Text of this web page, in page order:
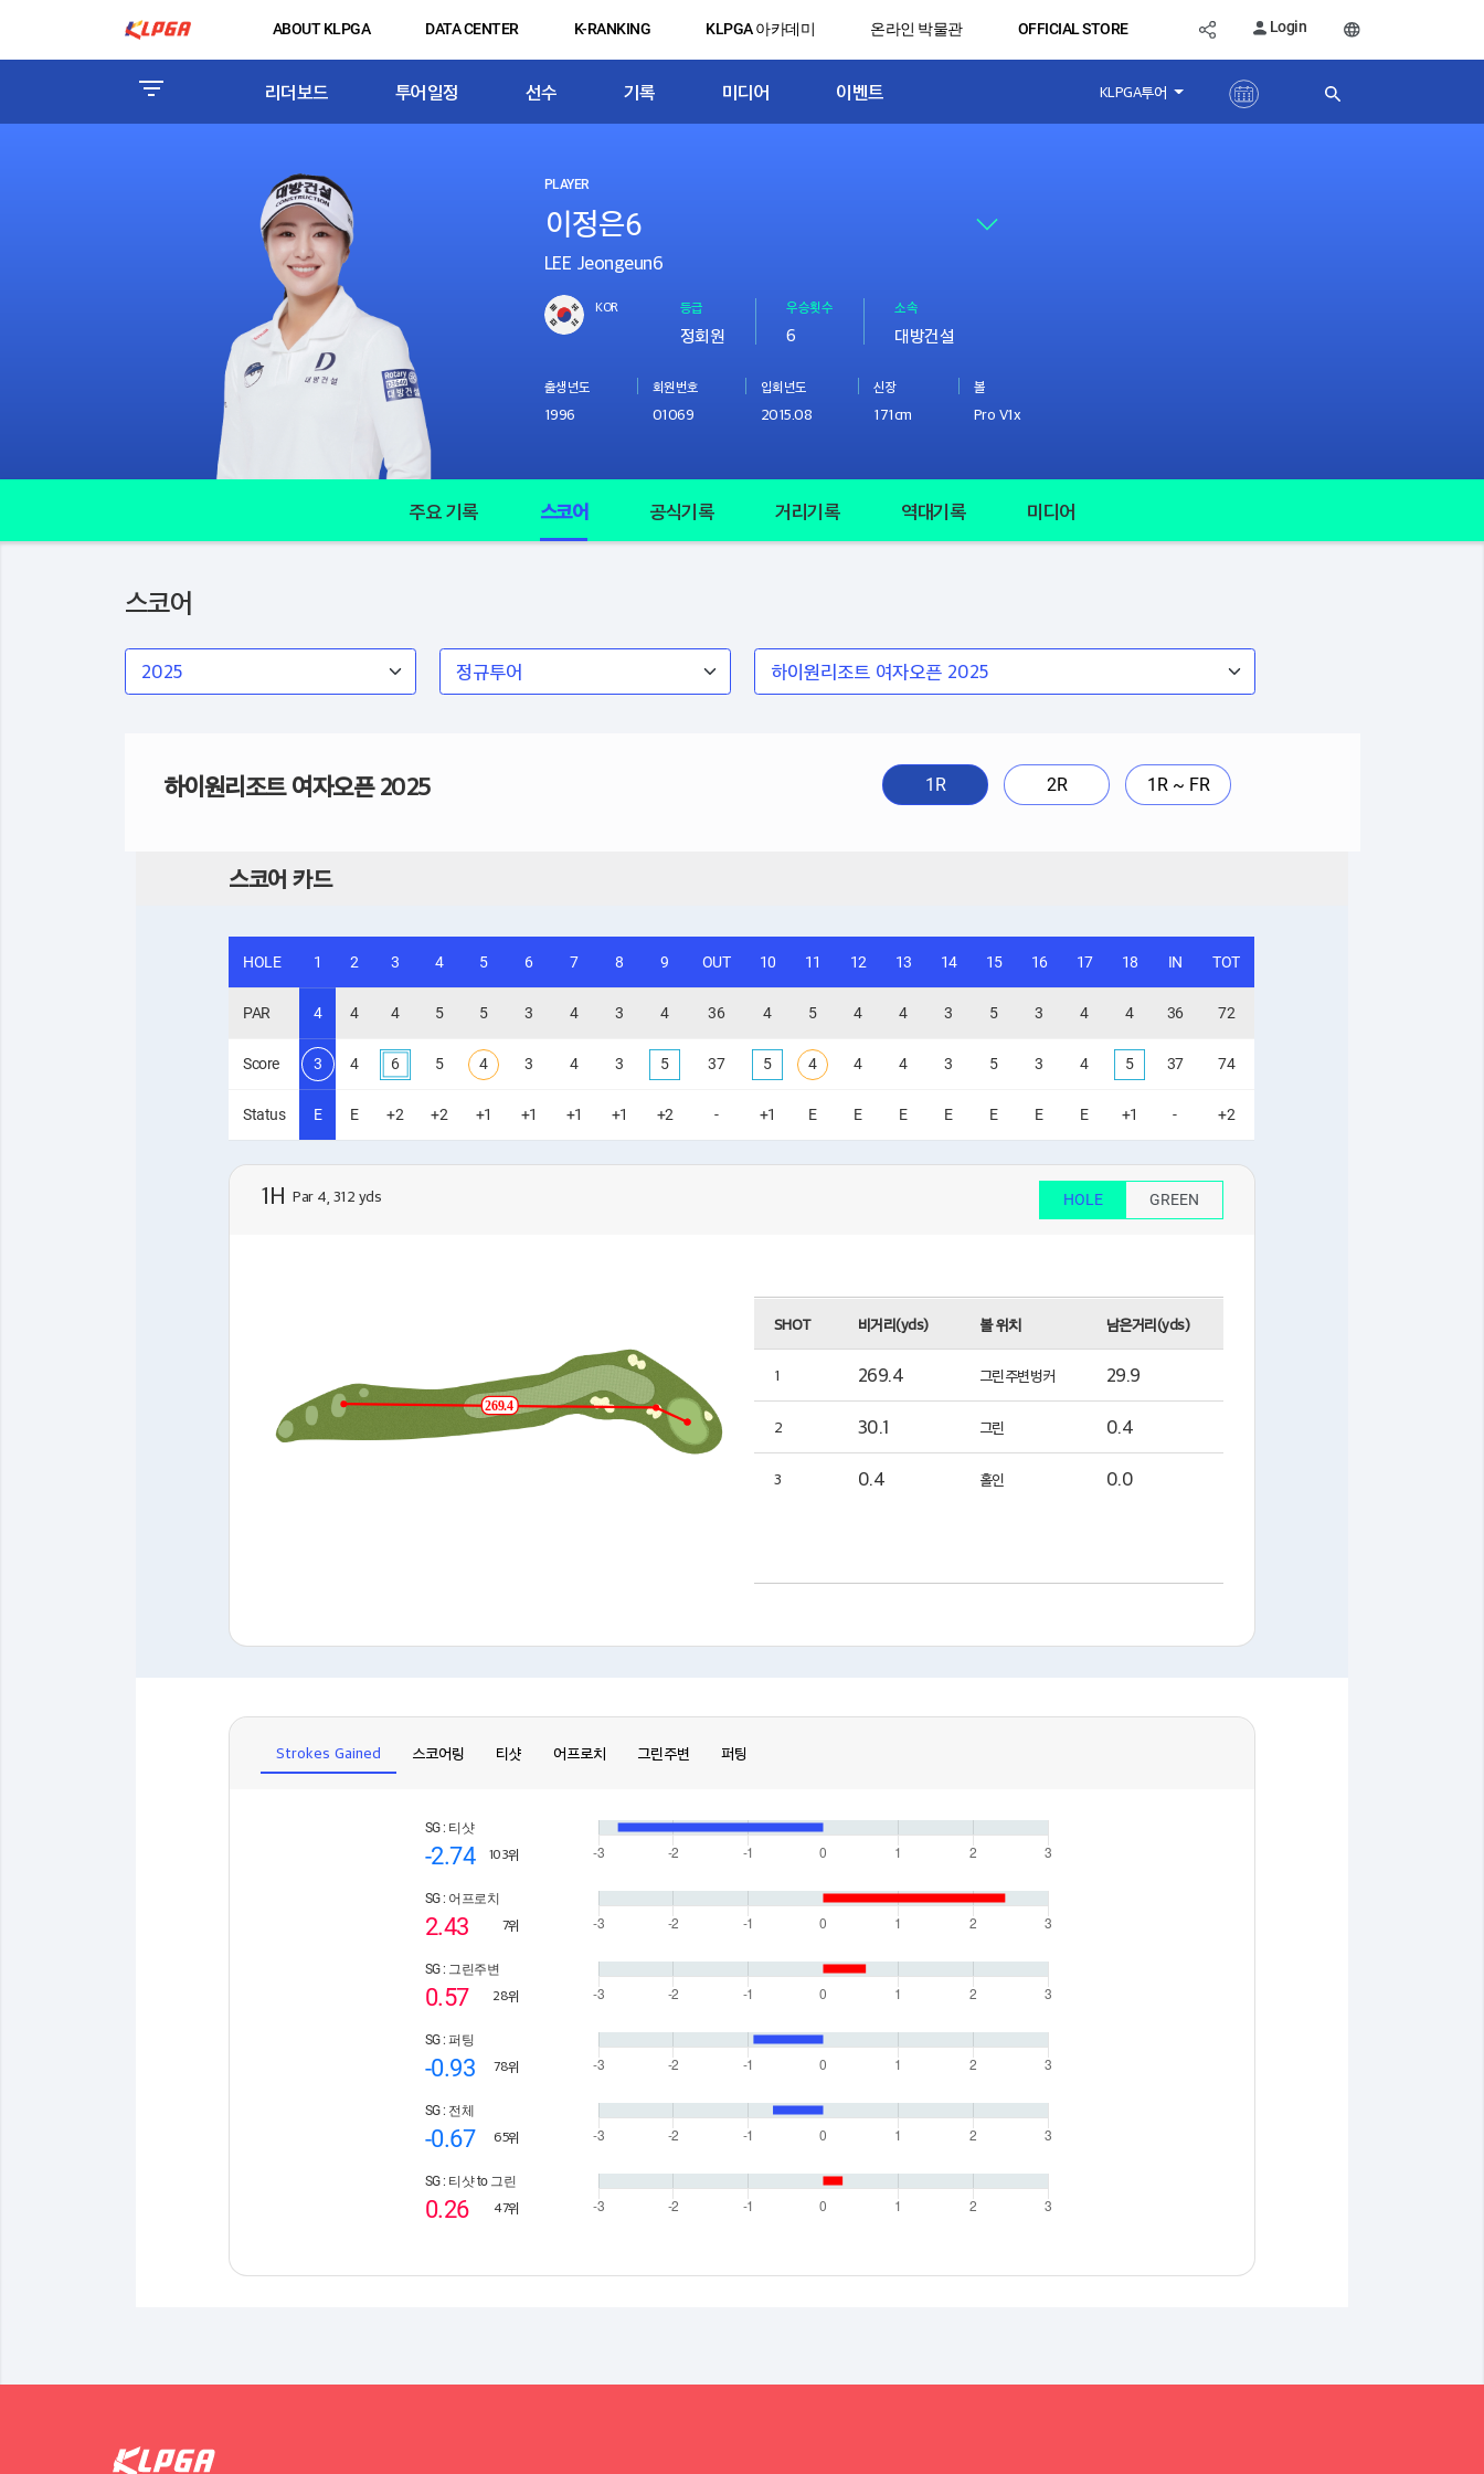
ABOUT KLPGA DATA CENTER K-RANKING KLPGA 아카데미 온라인 박물관 OFFICIAL STORE Login
리더보드 투어일정 선수 기록 미디어 이벤트 KLPGA투어
PLAYER
LEE Jeongeun6
KOR 등급
정회원
우승횟수
6
소속
대방건설
출생년도
1996
회원번호
01069
입회년도
2015.08
신장
171cm
볼
Pro V1x
주요 기록 스코어 공식기록 거리기록 역대기록 미디어
스코어
하이원리조트 여자오픈 2025 1R 2R 1R ~ FR
스코어 카드
HOLE 1 2 3 4 5 6 7 8 9 OUT 10 11 12 13 14 15 16 17 18 IN TOT
PAR 4 4 4 5 5 3 4 3 4 36 4 5 4 4 3 5 3 4 4 36 72
Score 3 4 6 5 4 3 4 3 5 37 5 4 4 4 3 5 3 4 5 37 74
Status E E +2 +2 +1 +1 +1 +1 +2 - +1 E E E E E E E +1 - +2
1H Par 4, 312 yds HOLE GREEN
269.4
SHOT 비거리(yds) 볼 위치 남은거리(yds)
1 269.4 그린주변벙커 29.9
2 30.1 그린 0.4
3 0.4 홀인 0.0
Strokes Gained 스코어링 티샷 어프로치 그린주변 퍼팅
SG : 티샷
-2.74 103위
SG : 어프로치
2.43 7위
SG : 그린주변
0.57 28위
SG : 퍼팅
-0.93 78위
SG : 전체
-0.67 65위
SG : 티샷 to 그린
0.26 47위